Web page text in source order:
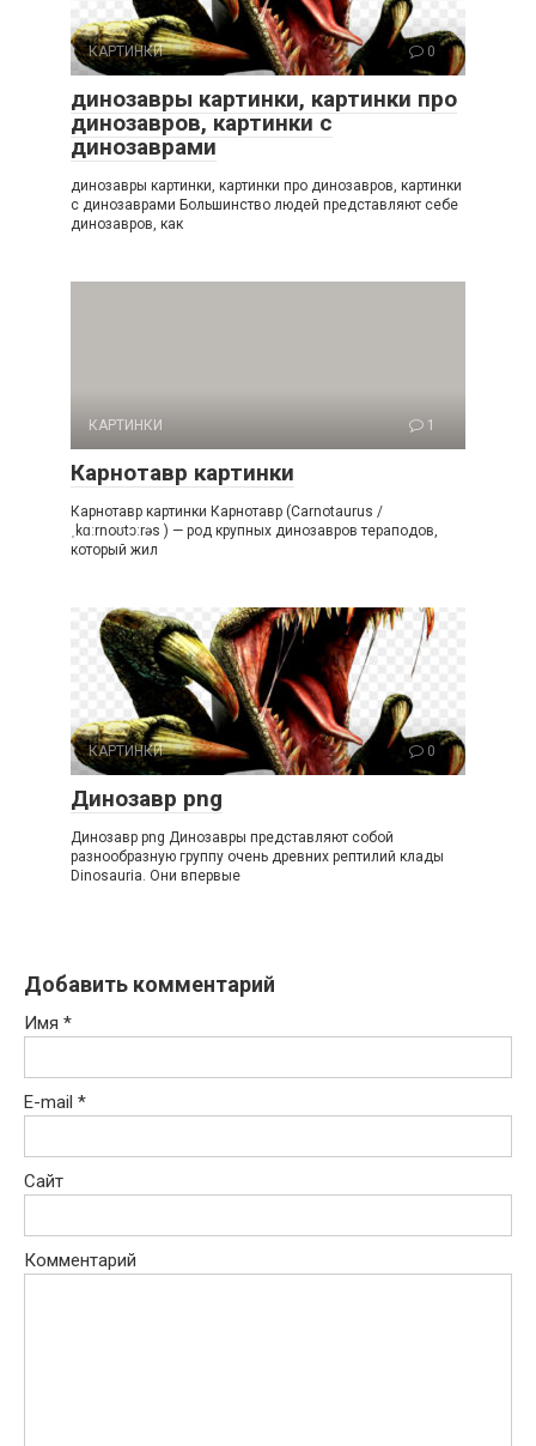
КАРТИНКИ 0
динозавры картинки, картинки про
динозавров, картинки с
динозаврами
динозавры картинки, картинки про динозавров, картинки
с динозаврами Большинство людей представляют себе
динозавров, как
КАРТИНКИ 1
Карнотавр картинки
Карнотавр картинки Карнотавр (Carnotaurus /
ˌkɑːrnoʊtɔːrəs ) — род крупных динозавров тераподов,
который жил
КАРТИНКИ 0
Динозавр png
Динозавр png Динозавры представляют собой
разнообразную группу очень древних рептилий клады
Dinosauria. Они впервые
Добавить комментарий
Имя *
E-mail *
Сайт
Комментарий